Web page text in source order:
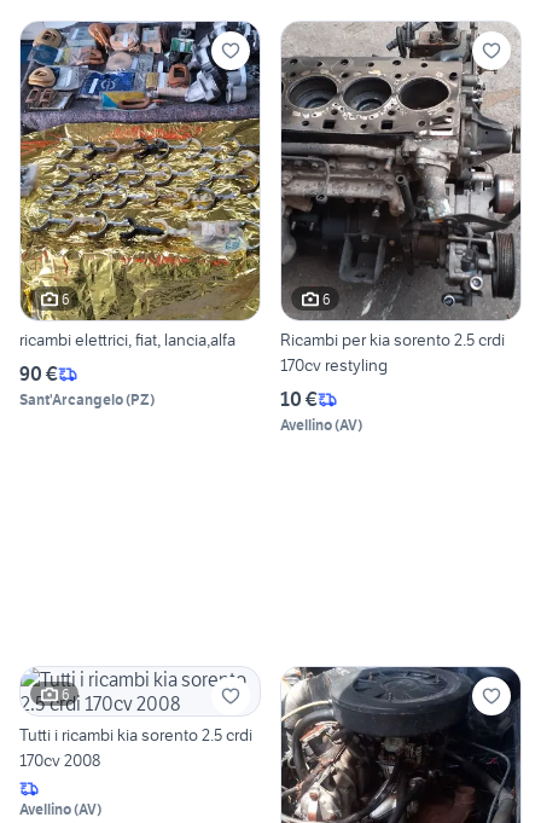
6
ricambi elettrici, fiat, lancia,alfa
90 €
Sant'Arcangelo(PZ)
6
Ricambi per kia sorento 2.5 crdi
170cv restyling
10 €
Avellino(AV)
6
Tutti i ricambi kia sorento 2.5 crdi
170cv 2008
Avellino(AV)